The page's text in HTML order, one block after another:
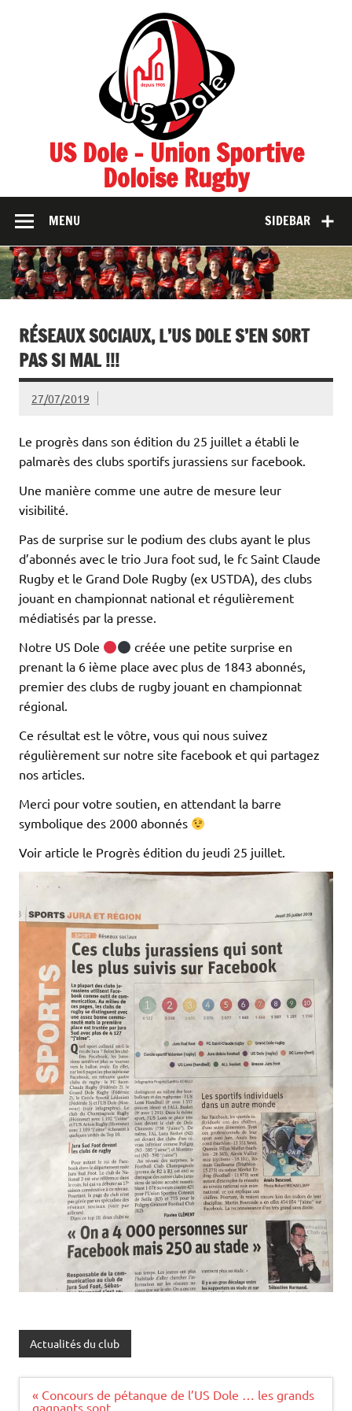
US Dole – Union Sportive
Doloise Rugby
SIDEBAR
MENU
RÉSEAUX SOCIAUX, L’US DOLE S’EN SORT
PAS SI MAL !!!
27/07/2019
Le progrès dans son édition du 25 juillet a établi le
palmarès des clubs sportifs jurassiens sur facebook.
Une manière comme une autre de mesure leur
visibilité.
Pas de surprise sur le podium des clubs ayant le plus
d’abonnés avec le trio Jura foot sud, le fc Saint Claude
Rugby et le Grand Dole Rugby (ex USTDA), des clubs
jouant en championnat national et régulièrement
médiatisés par la presse.
Notre US Dole
créée une petite surprise en
prenant la 6 ième place avec plus de 1843 abonnés,
premier des clubs de rugby jouant en championnat
régional.
Ce résultat est le vôtre, vous qui nous suivez
régulièrement sur notre site facebook et qui partagez
nos articles.
Merci pour votre soutien, en attendant la barre
symbolique des 2000 abonnés
Voir article le Progrès édition du jeudi 25 juillet.
Actualités du club
Navigation
de
« Concours de pétanque de l’US Dole … les grands
gagnants sont ….